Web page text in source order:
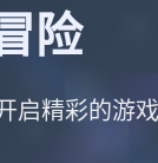
险
启精彩的游